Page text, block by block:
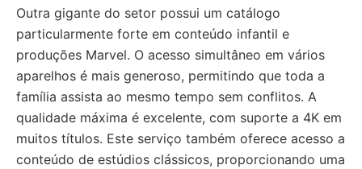
Outra gigante do setor possui um catálogo
particularmente forte em conteúdo infantil e
produções Marvel. O acesso simultâneo em vários
aparelhos é mais generoso, permitindo que toda a
família assista ao mesmo tempo sem conflitos. A
qualidade máxima é excelente, com suporte a 4K em
muitos títulos. Este serviço também oferece acesso a
conteúdo de estúdios clássicos, proporcionando uma